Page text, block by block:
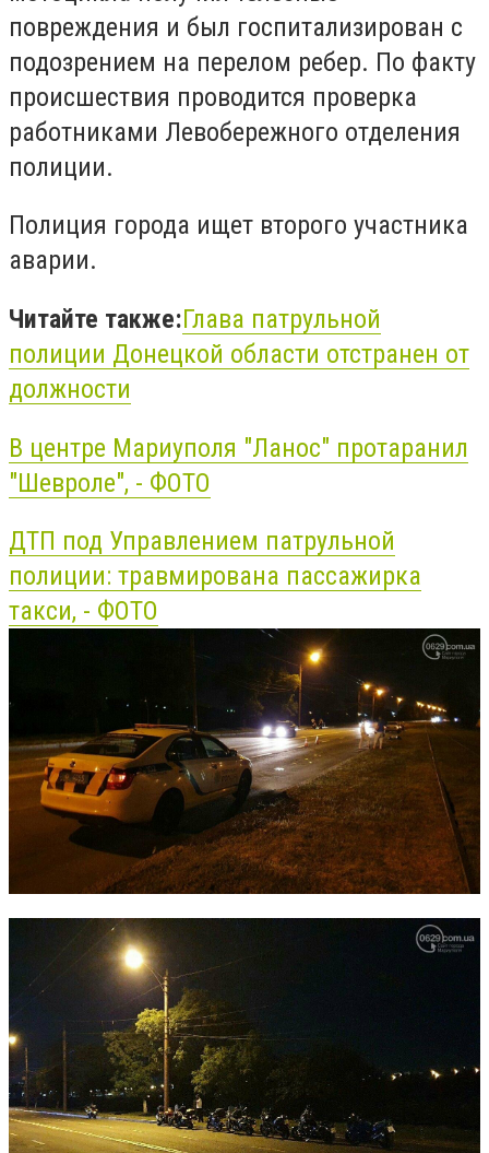
повреждения и был госпитализирован с
подозрением на перелом ребер. По факту
происшествия проводится проверка
работниками Левобережного отделения
полиции.
Полиция города ищет второго участника
аварии.
Читайте также:Глава патрульной
полиции Донецкой области отстранен от
должности
В центре Мариуполя "Ланос" протаранил
"Шевроле", - ФОТО
ДТП под Управлением патрульной
полиции: травмирована пассажирка
такси, - ФОТО